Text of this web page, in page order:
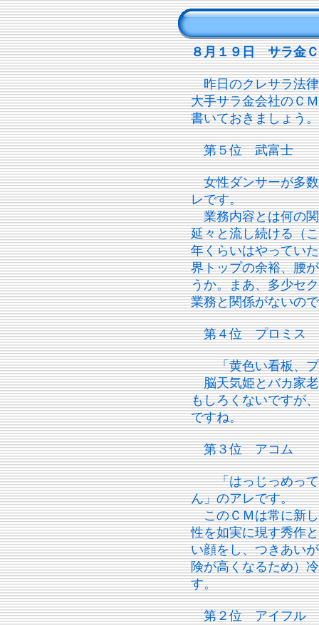
８月１９日 サラ金
昨日のクレサラ法律
大手サラ金会社のＣ
書いておきましょう。
第５位 武富士
女性ダンサーが多数
レです。
業務内容とは何の関
延々と流し続ける（
年くらいはやってい
界トップの余裕、腰
うか。まあ、多少セ
業務と関係がないの
第４位 プロミス
「黄色い看板、プ
脳天気姫とバカ家老
もしろくないですが
ですね。
第３位 アコム
「はっじっめって
ん」のアレです。
このＣＭは常に新し
性を如実に現す秀作
い顔をし、つきあい
険が高くなるため）
す。
第２位 アイフル